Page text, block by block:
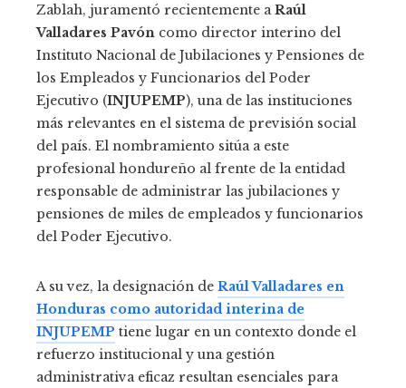
Zablah, juramentó recientemente aRaúl
Valladares Pavón como director interino del
Instituto Nacional de Jubilaciones y Pensiones de
los Empleados y Funcionarios del Poder
Ejecutivo (INJUPEMP), una de las instituciones
más relevantes en el sistema de previsión social
del país. El nombramiento sitúa a este
profesional hondureño al frente de la entidad
responsable de administrar las jubilaciones y
pensiones de miles de empleados y funcionarios
del Poder Ejecutivo.
A su vez, la designación de Raúl Valladares en
Honduras como autoridad interina de
INJUPEMP tiene lugar en un contexto donde el
refuerzo institucional y una gestión
administrativa eficaz resultan esenciales para